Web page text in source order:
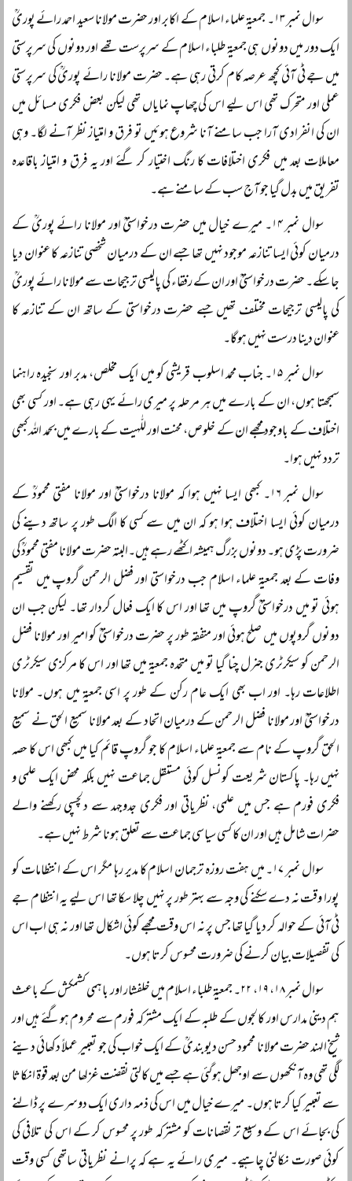
سوال نمبر ۱۳۔ جمعیۃ علماء اسلام کے اکابر اور حضرت مولانا سعید احمد رائے پوریؒ
ایک دور میں دونوں ہی جمعیۃ طلباء اسلام کے سرپرست تھے اور دونوں کی سرپرستی
میں جے ٹی آئی کچھ عرصہ کام کرتی رہی ہے۔ حضرت مولانا رائے پوریؒ کی سرپرستی
عملی اور متحرک تھی اس لیے اس کی چھاپ نمایاں تھی لیکن بعض فکری مسائل میں
ان کی انفرادی آرا جب سامنے آنا شروع ہوئیں تو فرق و امتیاز نظر آنے لگا۔ وہی
معاملات بعد میں فکری اختلافات کا رنگ اختیار کر گئے اور یہ فرق و امتیاز باقاعدہ
تفریق میں بدل گیا جو آج سب کے سامنے ہے۔
سوال نمبر ۱۴۔ میرے خیال میں حضرت درخواستیؒ اور مولانا رائے پوریؒ کے
درمیان کوئی ایسا تنازعہ موجود نہیں تھا جسے ان کے درمیان شخصی تنازعہ کا عنوان دیا
جا سکے۔ حضرت درخواستیؒ اور ان کے رفقاء کی پالیسی ترجیحات سے مولانا رائے پوریؒ
کی پالیسی ترجیحات مختلف تھیں جسے حضرت درخواستی کے ساتھ ان کے تنازعہ کا
عنوان دینا درست نہیں ہوگا۔
سوال نمبر ۱۵۔ جناب محمد اسلوب قریشی کو میں ایک مخلص، مدبر اور سنجیدہ راہنما
سمجھتا ہوں، ان کے بارے میں ہر مرحلہ پر میری رائے یہی رہی ہے۔ اور کسی بھی
اختلاف کے باوجود مجھے ان کے خلوص، محنت اور للّٰہیت کے بارے میں بحمد اللہ کبھی
تردد نہیں ہوا۔
سوال نمبر ۱۶۔ کبھی ایسا نہیں ہوا کہ مولانا درخواستیؒ اور مولانا مفتی محمودؒ کے
درمیان کوئی ایسا اختلاف ہوا ہو کہ ان میں سے کسی کا الگ طور پر ساتھ دینے کی
ضرورت پڑی ہو۔ دونوں بزرگ ہمیشہ اکٹھے رہے ہیں۔البتہ حضرت مولانا مفتی محمودؒ کی
وفات کے بعد جمعیۃ علماء اسلام جب درخواستی اور فضل الرحمن گروپ میں تقسیم
ہوئی تو میں درخواستیؒ گروپ میں تھا اور اس کا ایک فعال کردار تھا۔ لیکن جب ان
دونوں گروپوں میں صلح ہوئی اور متفقہ طور پر حضرت درخواستیؒ کو امیر اور مولانا فضل
الرحمن کو سیکرٹری جنرل چنا گیا تو میں متحدہ جمعیۃ میں تھا اور اس کا مرکزی سیکرٹری
اطلاعات رہا۔ اور اب بھی ایک عام رکن کے طور پر اسی جمعیۃ میں ہوں۔ مولانا
درخواستیؒ اور مولانا فضل الرحمن کے درمیان اتحاد کے بعد مولانا سمیع الحق نے سمیع
الحق گروپ کے نام سے جمعیۃ علماء اسلام کا جو گروپ قائم کیا میں کبھی اس کا حصہ
نہیں رہا۔ پاکستان شریعت کونسل کوئی مستقل جماعت نہیں بلکہ محض ایک علمی و
فکری فورم ہے جس میں علمی، نظریاتی اور فکری جدوجہد سے دلچسپی رکھنے والے
حضرات شامل ہیں اور ان کا کسی سیاسی جماعت سے تعلق ہونا شرط نہیں ہے۔
سوال نمبر ۱۷۔ میں ہفت روزہ ترجمان اسلام کا مدیر رہا مگر اس کے انتظامات کو
پورا وقت نہ دے سکنے کی وجہ سے بہتر طور پر نہیں چلا سکا تھا اس لیے یہ انتظام جے
ٹی آئی کے حوالہ کر دیا گیا تھا جس پر نہ اس وقت مجھے کوئی اشکال تھا اور نہ ہی اب اس
کی تفصیلات بیان کرنے کی ضرورت محسوس کرتا ہوں۔
سوال نمبر ۱۸، ۱۹، ۲۲۔ جمعیۃ طلباء اسلام میں خلفشار اور باہمی کشمکش کے باعث
ہم دینی مدارس اور کالجوں کے طلبہ کے ایک مشترکہ فورم سے محروم ہوگئے ہیں اور
شیخ الہند حضرت مولانا محمود حسن دیوبندیؒ کے ایک خواب کی جو تعبیر عملاً دکھائی دینے
لگی تھی وہ آنکھوں سے اوجھل ہوگئی ہے جسے میں کالتی نقضت غزلھا من بعد قوۃ انکاثا
سے تعبیر کیا کرتا ہوں۔ میرے خیال میں اس کی ذمہ داری ایک دوسرے پر ڈالنے
کی بجائے اس کے وسیع تر نقصانات کو مشترکہ طور پر محسوس کر کے اس کی تلافی کی
کوئی صورت نکالنی چاہیے۔ میری رائے یہ ہے کہ پرانے نظریاتی ساتھی کسی وقت